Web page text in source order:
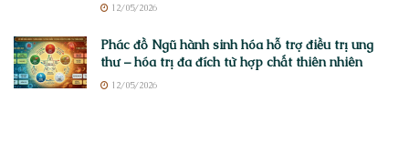
12/05/2026
Phác đồ Ngũ hành sinh hóa hỗ trợ điều trị ung
thư – hóa trị đa đích từ hợp chất thiên nhiên
12/05/2026